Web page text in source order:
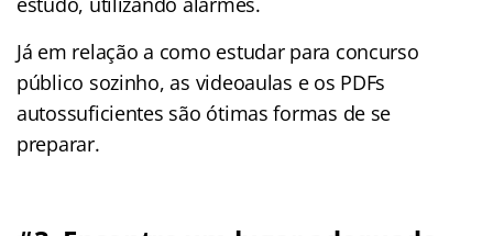
Já em relação a como estudar para concurso
público sozinho, as videoaulas e os PDFs
autossuficientes são ótimas formas de se
preparar.